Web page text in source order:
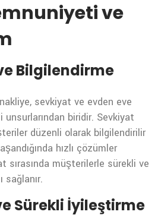
ve
Bilgilendirme
sevkiyat ve evden eve
unsurlarından biridir. Sevkiyat
düzenli olarak bilgilendirilir
hızlı çözümler
sırasında müşterilerle sürekli ve
Sürekli İyileştirme